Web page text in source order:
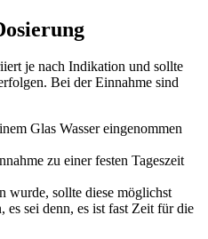
je nach Indikation und sollte
Bei der Einnahme sind
Glas Wasser eingenommen
zu einer festen Tageszeit
wurde, sollte diese möglichst
es sei denn, es ist fast Zeit für die